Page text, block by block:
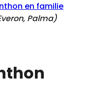
en familie
Palma)